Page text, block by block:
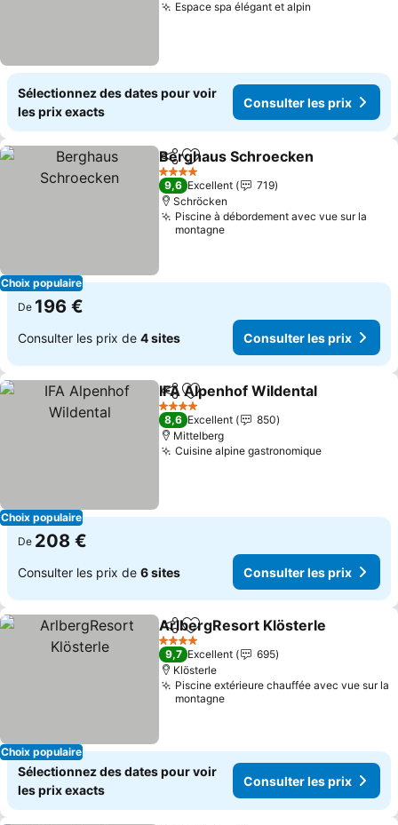
Espace spa élégant et alpin
Sélectionnez des dates pour voir
les prix exacts
Consulter les prix
Choix populaire
PartagerAjouter à mes favoris
Berghaus Schroecken
4 Étoiles
9,6 Excellent
719
Schröcken
Piscine à débordement avec vue sur la
montagne
De 196 €
Consulter les prix de 4 sites Consulter les prix
Choix populaire
PartagerAjouter à mes favoris
IFA Alpenhof Wildental
4 Étoiles
8,6 Excellent
850
Mittelberg
Cuisine alpine gastronomique
De 208 €
Consulter les prix de 6 sites Consulter les prix
Choix populaire
PartagerAjouter à mes favoris
ArlbergResort Klösterle
4 Étoiles
9,7 Excellent
695
Klösterle
Piscine extérieure chauffée avec vue sur la
montagne
Sélectionnez des dates pour voir
les prix exacts
Consulter les prix